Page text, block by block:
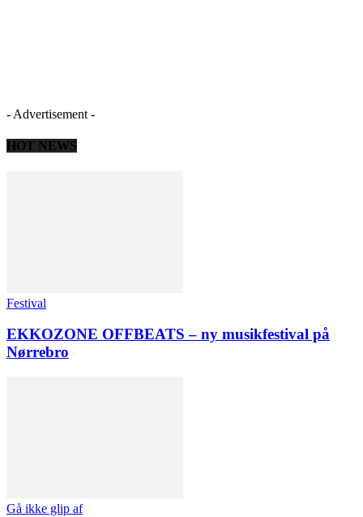
- Advertisement -
HOT NEWS
Festival
EKKOZONE OFFBEATS – ny musikfestival på
Nørrebro
Gå ikke glip af